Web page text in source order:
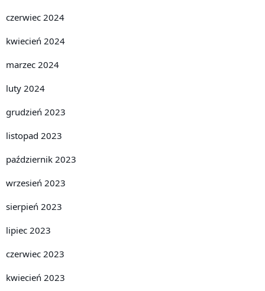
czerwiec 2024
kwiecień 2024
marzec 2024
luty 2024
grudzień 2023
listopad 2023
październik 2023
wrzesień 2023
sierpień 2023
lipiec 2023
czerwiec 2023
kwiecień 2023